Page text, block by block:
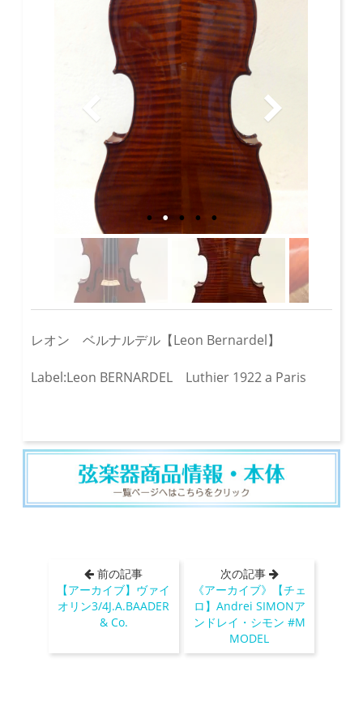
レオン ベルナルデル【Leon Bernardel】
Label:Leon BERNARDEL Luthier 1922 a Paris
前の記事
【アーカイブ】ヴァイ
オリン3/4J.A.BAADER
& Co.
次の記事
《アーカイブ》【チェ
ロ】Andrei SIMONア
ンドレイ・シモン #M
MODEL